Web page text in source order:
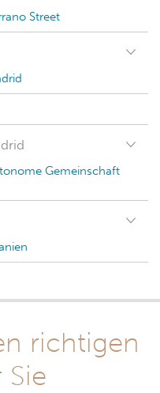
Street
Gemeinschaft
richtigen